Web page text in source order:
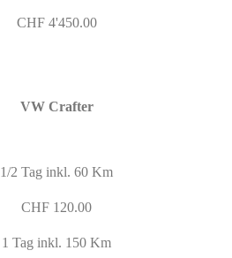
CHF 4'450.00
VW Crafter
1/2 Tag inkl. 60 Km
CHF 120.00
1 Tag inkl. 150 Km